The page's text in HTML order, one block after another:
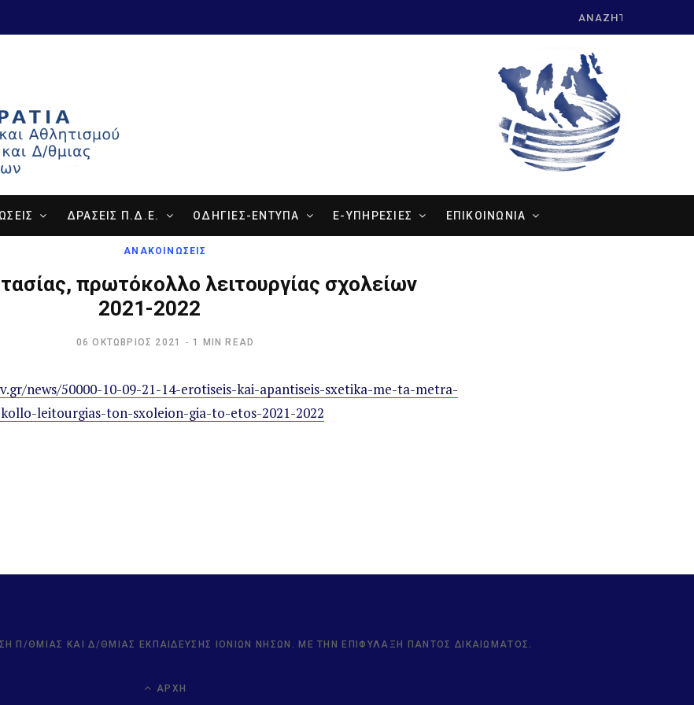
Search
ΔΡΑΣΕΙΣ Π.Δ.Ε. ΟΔΗΓΙΕΣ-ΕΝΤΥΠΑ E-ΥΠΗΡΕΣΙΕΣ ΕΠΙΚΟΙΝΩΝΙΑ
ΑΝΑΚΟΙΝΩΣΕΙΣ
πρωτόκολλο λειτουργίας σχολείων
2021-2022
06 ΟΚΤΏΒΡΙΟΣ 2021 1 MIN READ
news/50000-10-09-21-14-erotiseis-kai-apantiseis-sxetika-me-ta-metra-
leitourgias-ton-sxoleion-gia-to-etos-2021-2022
Π/ΘΜΙΑΣ ΚΑΙ Δ/ΘΜΙΑΣ ΕΚΠΑΊΔΕΥΣΗΣ ΙΟΝΊΩΝ ΝΉΣΩΝ. ΜΕ ΤΗΝ ΕΠΙΦΎΛΑΞΗ ΠΑΝΤΌΣ ΔΙΚΑΙΏΜΑΤΟΣ.
ΑΡΧΉ